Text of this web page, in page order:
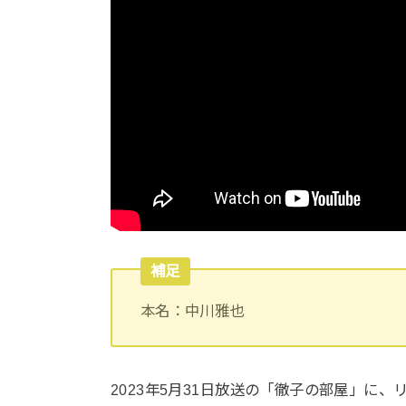
補足
本名：中川雅也
2023年5月31日放送の「徹子の部屋」に、